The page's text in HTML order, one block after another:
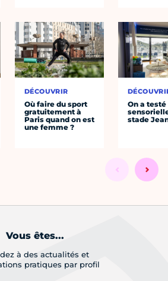
DÉCOUVRIR
Où faire du sport
gratuitement à
Paris quand on est
une femme ?
On a
stade
Vous êtes...
à des actualités et
pratiques par profil